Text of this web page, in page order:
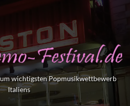
wichtigsten Popmusikwettbewerb
Italiens